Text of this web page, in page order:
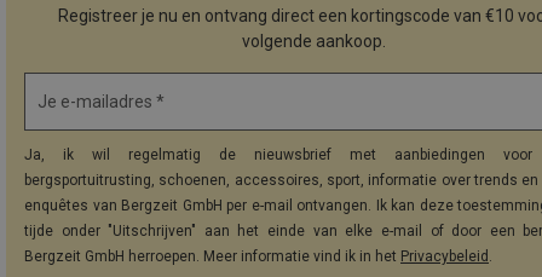
Registreer je nu en ontvang direct een kortingscode van €10
volgende aankoop.
Je e-mailadres *
Ja, ik wil regelmatig de nieuwsbrief met aanbiedingen voor
bergsportuitrusting, schoenen, accessoires, sport, informatie over trends
enquêtes van Bergzeit GmbH per e-mail ontvangen. Ik kan deze
tijde onder "Uitschrijven" aan het einde van elke e-mail of door een
Bergzeit GmbH herroepen. Meer informatie vind ik in het Privacybeleid .